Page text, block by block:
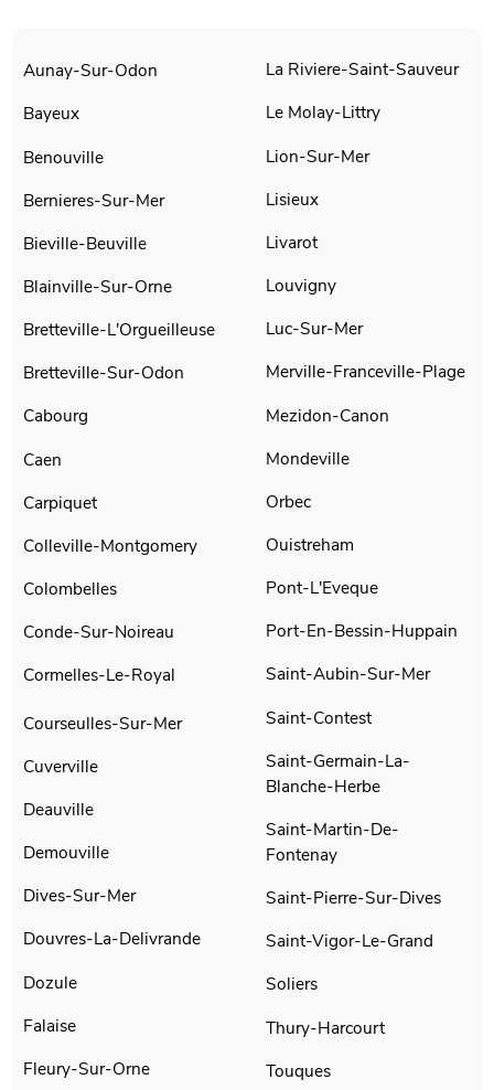
Aunay-Sur-Odon
Bayeux
Benouville
Bernieres-Sur-Mer
Bieville-Beuville
Blainville-Sur-Orne
Bretteville-L'Orgueilleuse
Bretteville-Sur-Odon
Cabourg
Caen
Carpiquet
Colleville-Montgomery
Colombelles
Conde-Sur-Noireau
Cormelles-Le-Royal
Courseulles-Sur-Mer
Cuverville
Deauville
Demouville
Dives-Sur-Mer
Douvres-La-Delivrande
Dozule
Falaise
Fleury-Sur-Orne
La Riviere-Saint-Sauveur
Le Molay-Littry
Lion-Sur-Mer
Lisieux
Livarot
Louvigny
Luc-Sur-Mer
Merville-Franceville-Plage
Mezidon-Canon
Mondeville
Orbec
Ouistreham
Pont-L'Eveque
Port-En-Bessin-Huppain
Saint-Aubin-Sur-Mer
Saint-Contest
Saint-Germain-La-
Blanche-Herbe
Saint-Martin-De-
Fontenay
Saint-Pierre-Sur-Dives
Saint-Vigor-Le-Grand
Soliers
Thury-Harcourt
Touques